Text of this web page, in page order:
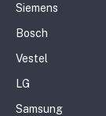
Siemens
Bosch
Vestel
LG
Samsung